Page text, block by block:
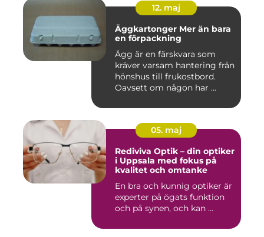
12. maj
Äggkartonger Mer än bara
en förpackning
Ägg är en färskvara som
kräver varsam hantering från
hönshus till frukostbord.
Oavsett om någon har ...
05. maj
Rediviva Optik – din optiker
i Uppsala med fokus på
kvalitet och omtanke
En bra och kunnig optiker är
experter på ögats funktion
och på synen, och kan ...